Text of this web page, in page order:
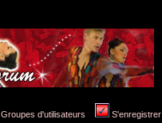
Groupes d'utilisateurs S'enregistrer